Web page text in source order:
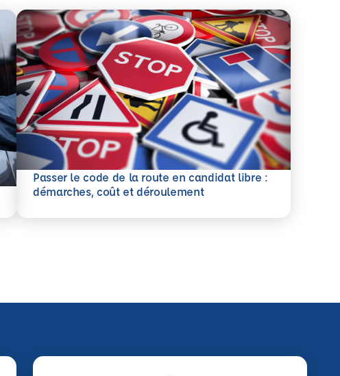
Passer le code de la route en candidat libre :
démarches, coût et déroulement
En savoir plus